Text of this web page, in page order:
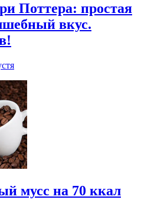
Поттера: простая
вкус.
мусс на 70 ккал